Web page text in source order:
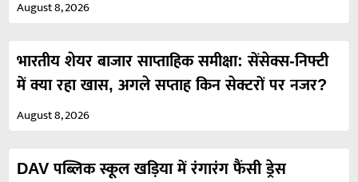
August 8, 2026
भारतीय शेयर बाजार साप्ताहिक समीक्षा: सेंसेक्स-निफ्टी
में क्या रहा खास, अगले सप्ताह किन सेक्टरों पर नजर?
August 8, 2026
DAV पब्लिक स्कूल खड़िया में रंगारंग फैंसी ड्रेस